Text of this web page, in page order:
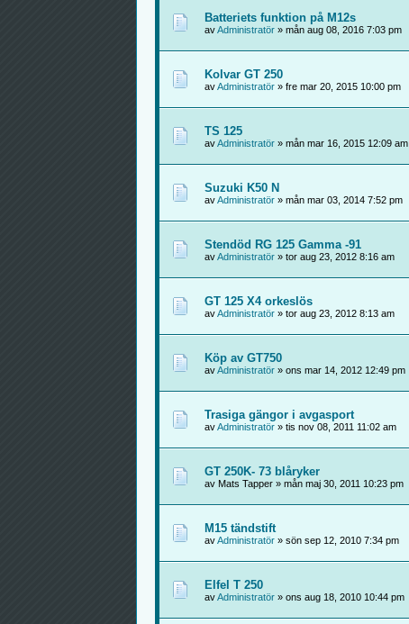
Batteriets funktion på M12s
avAdministratör» mån aug 08, 2016 7:03 pm
Kolvar GT 250
avAdministratör» fre mar 20, 2015 10:00 pm
TS 125
avAdministratör» mån mar 16, 2015 12:09 am
Suzuki K50 N
avAdministratör» mån mar 03, 2014 7:52 pm
Stendöd RG 125 Gamma -91
avAdministratör» tor aug 23, 2012 8:16 am
GT 125 X4 orkeslös
avAdministratör» tor aug 23, 2012 8:13 am
Köp av GT750
avAdministratör» ons mar 14, 2012 12:49 pm
Trasiga gängor i avgasport
avAdministratör» tis nov 08, 2011 11:02 am
GT 250K- 73 blåryker
av Mats Tapper » mån maj 30, 2011 10:23 pm
M15 tändstift
avAdministratör» sön sep 12, 2010 7:34 pm
Elfel T 250
avAdministratör» ons aug 18, 2010 10:44 pm